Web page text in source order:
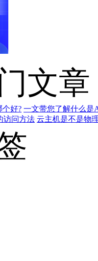
文章
个好? 一文带您了解什么是
访问方法 云主机是不是物